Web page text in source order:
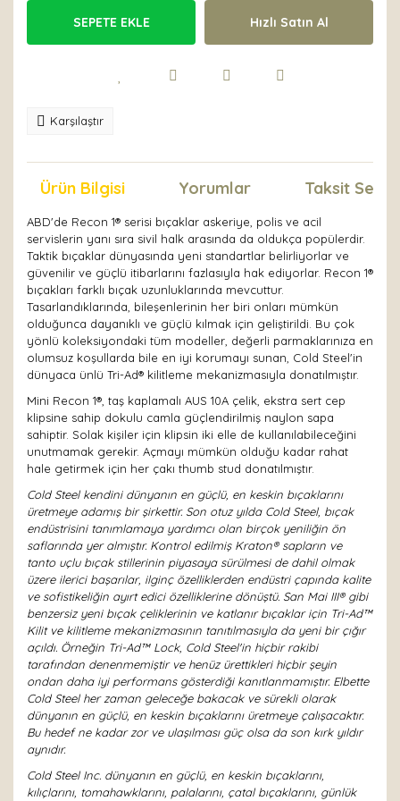
SEPETE EKLE Hızlı Satın Al
Karşılaştır
Ürün Bilgisi Yorumlar Taksit
ABD'de Recon 1® serisi bıçaklar askeriye, polis ve acil
servislerin yanı sıra sivil halk arasında da oldukça popülerdir.
Taktik bıçaklar dünyasında yeni standartlar belirliyorlar ve
güvenilir ve güçlü itibarlarını fazlasıyla hak ediyorlar. Recon 1®
bıçakları farklı bıçak uzunluklarında mevcuttur.
Tasarlandıklarında, bileşenlerinin her biri onları mümkün
olduğunca dayanıklı ve güçlü kılmak için geliştirildi. Bu çok
yönlü koleksiyondaki tüm modeller, değerli parmaklarınıza en
olumsuz koşullarda bile en iyi korumayı sunan, Cold Steel'in
dünyaca ünlü Tri-Ad® kilitleme mekanizmasıyla donatılmıştır.
Mini Recon 1®, taş kaplamalı AUS 10A çelik, ekstra sert cep
klipsine sahip dokulu camla güçlendirilmiş naylon sapa
sahiptir. Solak kişiler için klipsin iki elle de kullanılabileceğini
unutmamak gerekir. Açmayı mümkün olduğu kadar rahat
hale getirmek için her çakı thumb stud donatılmıştır.
Cold Steel kendini dünyanın en güçlü, en keskin bıçaklarını
üretmeye adamış bir şirkettir. Son otuz yılda Cold Steel, bıçak
endüstrisini tanımlamaya yardımcı olan birçok yeniliğin ön
saflarında yer almıştır. Kontrol edilmiş Kraton® sapların ve
tanto uçlu bıçak stillerinin piyasaya sürülmesi de dahil olmak
üzere ilerici başarılar, ilginç özelliklerden endüstri çapında kalite
ve sofistikeliğin ayırt edici özelliklerine dönüştü. San Mai III® gibi
benzersiz yeni bıçak çeliklerinin ve katlanır bıçaklar için Tri-Ad™
Kilit ve kilitleme mekanizmasının tanıtılmasıyla da yeni bir çığır
açıldı. Örneğin Tri-Ad™ Lock, Cold Steel'in hiçbir rakibi
tarafından denenmemiştir ve henüz ürettikleri hiçbir şeyin
ondan daha iyi performans gösterdiği kanıtlanmamıştır. Elbette
Cold Steel her zaman geleceğe bakacak ve sürekli olarak
dünyanın en güçlü, en keskin bıçaklarını üretmeye çalışacaktır.
Bu hedef ne kadar zor ve ulaşılması güç olsa da son kırk yıldır
aynıdır.
Cold Steel Inc. dünyanın en güçlü, en keskin bıçaklarını,
kılıçlarını, tomahawklarını, palalarını, çatal bıçaklarını, günlük